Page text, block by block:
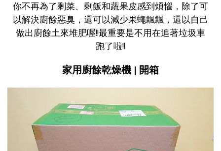
你不再為了剩菜、剩飯和蔬果皮感到煩惱，除了可
以解決廚餘惡臭，還可以減少果蠅飄飄，還以自己
做出廚餘土來堆肥喔!!最重要是不用在追著垃圾車
跑了啦!!
家用廚餘乾燥機 | 開箱